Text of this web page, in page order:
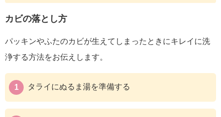
カビの落とし方
パッキンやふたのカビが生えてしまったときにキレイに洗
浄する方法をお伝えします。
タライにぬるま湯を準備する